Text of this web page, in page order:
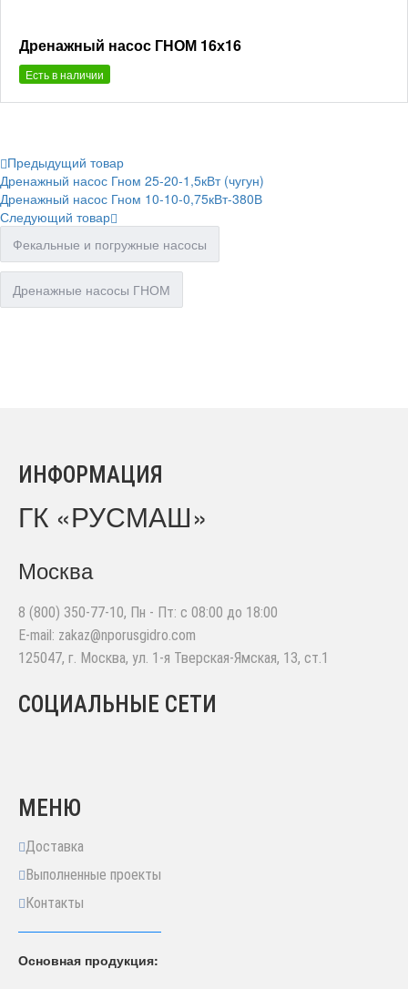
Дренажный насос ГНОМ 16х16
Есть в наличии
Предыдущий товар
Дренажный насос Гном 25-20-1,5кВт (чугун)
Дренажный насос Гном 10-10-0,75кВт-380В
Следующий товар
Фекальные и погружные насосы
Дренажные насосы ГНОМ
ИНФОРМАЦИЯ
ГК «РУСМАШ»
Москва
8 (800) 350-77-10, Пн - Пт: с 08:00 до 18:00
E-mail: zakaz@nporusgidro.com
125047, г. Москва, ул. 1-я Тверская-Ямская, 13, ст.1
СОЦИАЛЬНЫЕ СЕТИ
МЕНЮ
Доставка
Выполненные проекты
Контакты
Основная продукция: